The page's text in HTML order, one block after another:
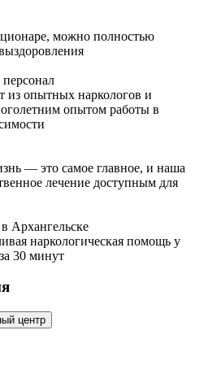
можно полностью
из опытных наркологов и
опытом работы в
— это самое главное, и наша
лечение доступным для
Архангельске
наркологическая помощь у
30 минут
центр